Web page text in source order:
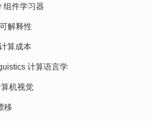
组件学习器
解释性
算成本
计算语言学
机视觉
移